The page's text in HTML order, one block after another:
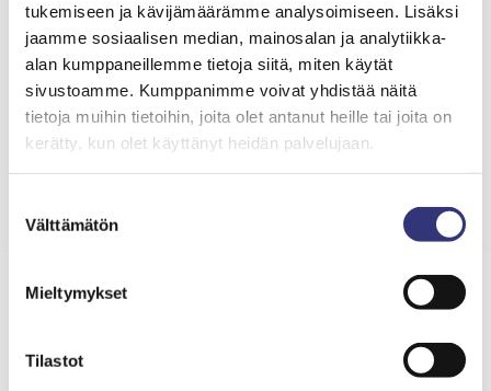
tukemiseen ja kävijämäärämme analysoimiseen. Lisäksi
jaamme sosiaalisen median, mainosalan ja analytiikka-
alan kumppaneillemme tietoja siitä, miten käytät
sivustoamme. Kumppanimme voivat yhdistää näitä
tietoja muihin tietoihin, joita olet antanut heille tai joita on
kerätty, kun olet käyttänyt heidän palvelujaan.
valinta
Välttämätön
Mieltymykset
Tilastot
erilaisiin tapahtumiin, jotka ovat pääasiassa
maksuttomia, joissakin ryhmätoiminnoissa ja
työpajoissa saattaa olla pieni osallistumis- tai
materiaalimaksu. Ryhmätila Tuike-sali sisältää
induktiosilmukan.
Kartalla